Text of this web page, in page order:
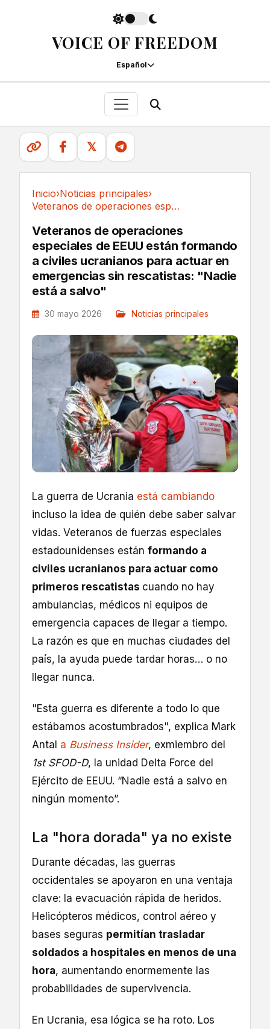
VOICE OF FREEDOM
Español
𝕏
Inicio›Noticias principales›
Veteranos de operaciones especiales de EEUU...
Veteranos de operaciones
especiales de EEUU están formando
a civiles ucranianos para actuar en
emergencias sin rescatistas: "Nadie
está a salvo"
30 mayo 2026 Noticias principales
La guerra de Ucrania está cambiando
incluso la idea de quién debe saber salvar
vidas. Veteranos de fuerzas especiales
estadounidenses están formando a
civiles ucranianos para actuar como
primeros rescatistas cuando no hay
ambulancias, médicos ni equipos de
emergencia capaces de llegar a tiempo.
La razón es que en muchas ciudades del
país, la ayuda puede tardar horas… o no
llegar nunca.
"Esta guerra es diferente a todo lo que
estábamos acostumbrados", explica Mark
Antal a Business Insider, exmiembro del
1st SFOD-D, la unidad Delta Force del
Ejército de EEUU. “Nadie está a salvo en
ningún momento”.
La "hora dorada" ya no existe
Durante décadas, las guerras
occidentales se apoyaron en una ventaja
clave: la evacuación rápida de heridos.
Helicópteros médicos, control aéreo y
bases seguras permitían trasladar
soldados a hospitales en menos de una
hora, aumentando enormemente las
probabilidades de supervivencia.
En Ucrania, esa lógica se ha roto. Los